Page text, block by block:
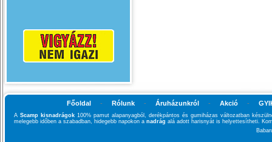
Főoldal - Rólunk - Áruházunkról - Akció -
A Scamp kisnadrágok 100% pamut alapanyagból, derékpántos és gumiházas változatban
melegebb időben a szabadban, hidegebb napokon a nadrág alá adott harisnyát is helyettesítheti.